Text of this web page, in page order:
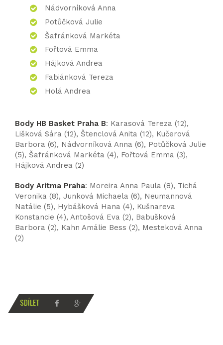
Nádvorníková Anna
Potůčková Julie
Šafránková Markéta
Fořtová Emma
Hájková Andrea
Fabiánková Tereza
Holá Andrea
Body HB Basket Praha B: Karasová Tereza (12),
Lišková Sára (12), Štenclová Anita (12), Kučerová
Barbora (6), Nádvorníková Anna (6), Potůčková Julie
(5), Šafránková Markéta (4), Fořtová Emma (3),
Hájková Andrea (2)
Body Aritma Praha: Moreira Anna Paula (8), Tichá
Veronika (8), Junková Michaela (6), Neumannová
Natálie (5), Hybášková Hana (4), Kušnareva
Konstancie (4), Antošová Eva (2), Babušková
Barbora (2), Kahn Amálie Bess (2), Mesteková Anna
(2)
SDÍLET